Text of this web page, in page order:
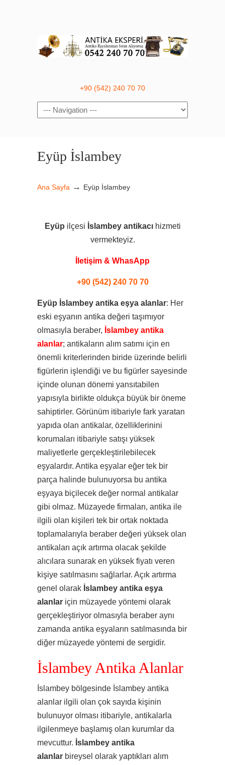
+90 (542) 240 70 70
Navigation
Eyüp İslambey
Ana Sayfa → Eyüp İslambey
Eyüp ilçesi İslambey antikacıhizmeti
vermekteyiz.
İletişim & WhasApp
+90 (542) 240 70 70
Eyüp İslambey antika eşya alanlar: Her
eski eşyanın antika değeri taşımıyor
olmasıyla beraber, İslambey antika
alanlar; antikaların alım satımı için en
önemli kriterlerinden biride üzerinde belirli
figürlerin işlendiği ve bu figürler sayesinde
içinde olunan dönemi yansıtabilen
yapısıyla birlikte oldukça büyük bir öneme
sahiptirler. Görünüm itibariyle fark yaratan
yapıda olan antikalar, özelliklerinini
korumaları itibariyle satışı yüksek
maliyetlerle gerçekleştirilebilecek
eşyalardır. Antika eşyalar eğer tek bir
parça halinde bulunuyorsa bu antika
eşyaya biçilecek değer normal antikalar
gibi olmaz. Müzayede firmaları, antika ile
ilgili olan kişileri tek bir ortak noktada
toplamalarıyla beraber değeri yüksek olan
antikaları açık artırma olacak şekilde
alıcılara sunarak en yüksek fiyatı veren
kişiye satılmasını sağlarlar. Açık artırma
genel olarak İslambey antika eşya
alanlar için müzayede yöntemi olarak
gerçekleştiriyor olmasıyla beraber aynı
zamanda antika eşyaların satılmasında bir
diğer müzayede yöntemi de sergidir.
İslambey Antika Alanlar
İslambey bölgesinde İslambey antika
alanlar ilgili olan çok sayıda kişinin
bulunuyor olması itibariyle, antikalarla
ilgilenmeye başlamış olan kurumlar da
mevcuttur. İslambey antika
alanlar bireysel olarak yaptıkları alım